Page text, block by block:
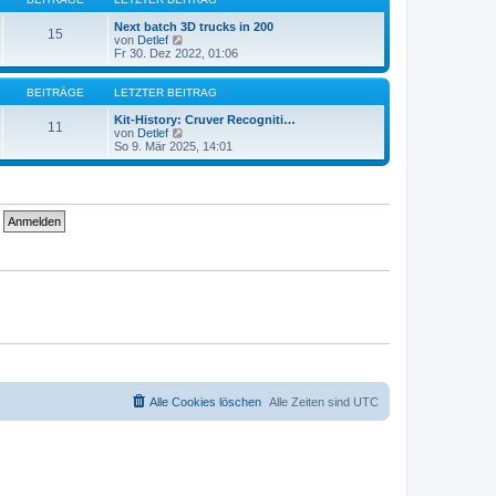
r
a
t
e
B
e
i
t
r
a
15
Next batch 3D trucks in 200
von Detlef
e
u
e
s
t
e
B
e
Fr 30. Dez 2022, 01:06
BEITRÄGE LETZTER BEITRAG
11
Kit-History: Cruver Recogniti…
von Detlef
e
u
So 9. Mär 2025, 14:01
Alle Zeiten sind UTC
Alle Cookies löschen